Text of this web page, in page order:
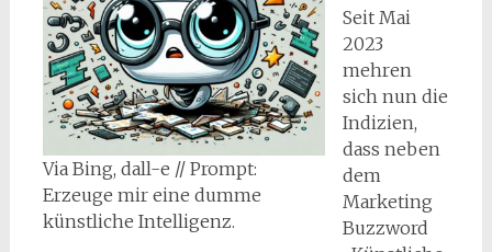
Via Bing, dall-e // Prompt:
Erzeuge mir eine dumme
künstliche Intelligenz.
Seit Mai
2023
mehren
sich nun die
Indizien,
dass neben
dem
Marketing
Buzzword